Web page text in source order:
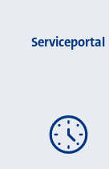
Serviceportal